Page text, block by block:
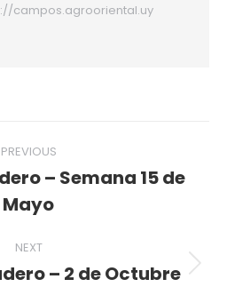
campos.agrooriental.uy
PREVIOUS
Previous
post:
– Semana 15 de
Mayo
NEXT
Next– 2 de Octubre